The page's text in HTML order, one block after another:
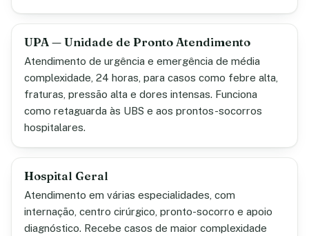
UPA — Unidade de Pronto Atendimento
Atendimento de urgência e emergência de média
complexidade, 24 horas, para casos como febre alta,
fraturas, pressão alta e dores intensas. Funciona
como retaguarda às UBS e aos prontos-socorros
hospitalares.
Hospital Geral
Atendimento em várias especialidades, com
internação, centro cirúrgico, pronto-socorro e apoio
diagnóstico. Recebe casos de maior complexidade